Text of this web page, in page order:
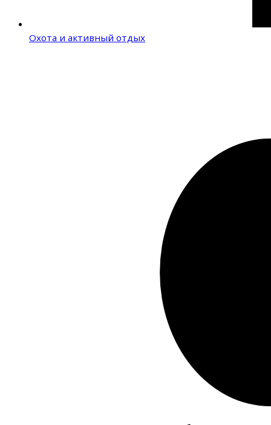
Охота и активный отдых